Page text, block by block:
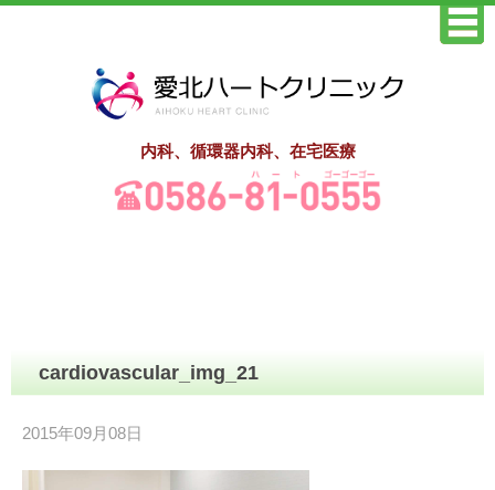
内科、循環器内科、在宅医療
cardiovascular_img_21
2015年09月08日